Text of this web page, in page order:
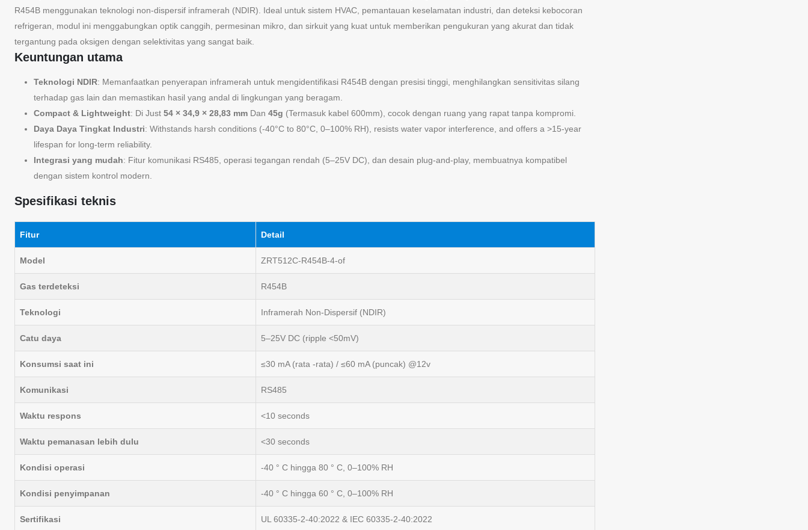
R454B menggunakan teknologi non-dispersif inframerah (NDIR). Ideal untuk sistem HVAC, pemantauan keselamatan industri, dan deteksi kebocoran
refrigeran, modul ini menggabungkan optik canggih, permesinan mikro, dan sirkuit yang kuat untuk memberikan pengukuran yang akurat dan tidak
tergantung pada oksigen dengan selektivitas yang sangat baik.
Keuntungan utama
Teknologi NDIR: Memanfaatkan penyerapan inframerah untuk mengidentifikasi R454B dengan presisi tinggi, menghilangkan sensitivitas silang
terhadap gas lain dan memastikan hasil yang andal di lingkungan yang beragam.
Compact & Lightweight: Di Just 54 × 34,9 × 28,83 mm Dan 45g (Termasuk kabel 600mm), cocok dengan ruang yang rapat tanpa kompromi.
Daya Daya Tingkat Industri: Withstands harsh conditions (-40°C to 80°C, 0–100% RH), resists water vapor interference, and offers a >15-year
lifespan for long-term reliability.
Integrasi yang mudah: Fitur komunikasi RS485, operasi tegangan rendah (5–25V DC), dan desain plug-and-play, membuatnya kompatibel
dengan sistem kontrol modern.
Spesifikasi teknis
Fitur Detail
Model ZRT512C-R454B-4-of
Gas terdeteksi R454B
Teknologi Inframerah Non-Dispersif (NDIR)
Catu daya 5–25V DC (ripple <50mV)
Konsumsi saat ini ≤30 mA (rata -rata) / ≤60 mA (puncak) @12v
Komunikasi RS485
Waktu respons <10 seconds
Waktu pemanasan lebih dulu <30 seconds
Kondisi operasi -40 ° C hingga 80 ° C, 0–100% RH
Kondisi penyimpanan -40 ° C hingga 60 ° C, 0–100% RH
Sertifikasi UL 60335-2-40:2022 & IEC 60335-2-40:2022